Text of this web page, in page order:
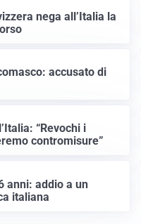
nega all’Italia la
accusato di
“Revochi i
contromisure”
anni: addio a un
italiana